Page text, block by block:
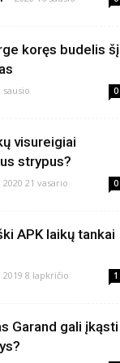
koręs budelis šį
sausio 0
visureigiai
strypus?
2020 21 vasario 0
APK laikų tankai
2019 8 lapkričio 1
Garand gali įkąsti